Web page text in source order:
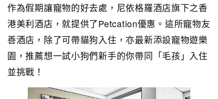
作為假期讓寵物的好去處，尼依格羅酒店旗下之香
港美利酒店，就提供了Petcation優惠。這所寵物友
善酒店，除了可帶貓狗入住，亦最新添設寵物遊樂
園，推薦想一試小狗們新手的你帶同「毛孩」入住
並挑戰！